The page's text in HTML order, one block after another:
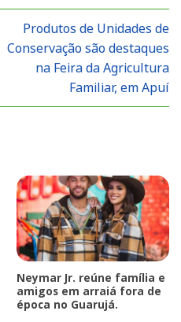
Produtos de Unidades de
Conservação são destaques
na Feira da Agricultura
Familiar, em Apuí
Neymar Jr. reúne família e
amigos em arraiá fora de
época no Guarujá.